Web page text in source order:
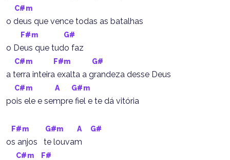
C#m
o deus que vence todas as batalhas
F#m G#
o Deus que tudo faz
C#m F#m G#
a terra inteira exalta a grandeza desse Deus
C#m A G#m
pois ele e sempre fiel e te dá vitória
F#m G#m A G#
os anjos   te louvam
C#m F#